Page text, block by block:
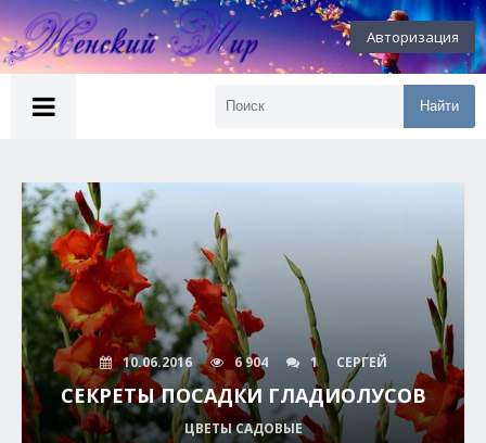
Авторизация
Найти
10.06.2016 6 904 1 СЕРГЕЙ
СЕКРЕТЫ ПОСАДКИ ГЛАДИОЛУСОВ
ЦВЕТЫ САДОВЫЕ